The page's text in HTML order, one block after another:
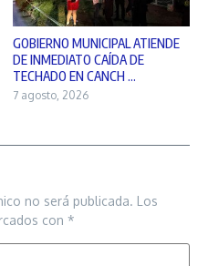
GOBIERNO MUNICIPAL ATIENDE
DE INMEDIATO CAÍDA DE
TECHADO EN CANCH ...
7 agosto, 2026
no será publicada. Los
con *